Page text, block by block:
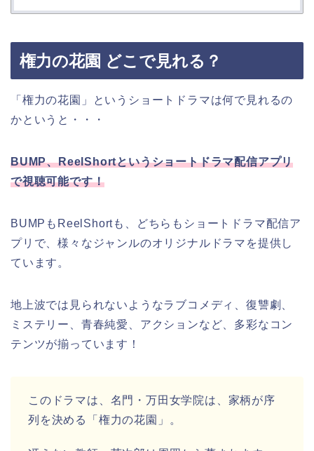
権力の花園 どこで見れる？
「権力の花園」というショートドラマは何で見れるの
かというと・・・
BUMP、ReelShortというショートドラマ配信アプリ
で視聴可能です！
BUMPもReelShortも、どちらもショートドラマ配信ア
プリで、様々なジャンルのオリジナルドラマを提供し
ています。
地上波では見られないようなラブコメディ、復讐劇、
ミステリー、青春純愛、アクションなど、多彩なコン
テンツが揃っています！
このドラマは、名門・万田女学院は、家柄が序
列を決める「権力の花園」。